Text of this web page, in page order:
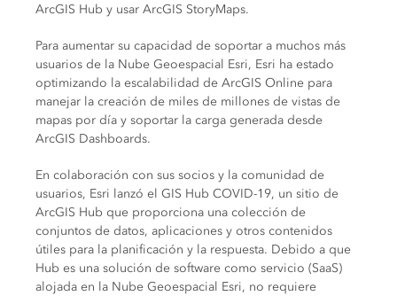
ArcGIS Hub y usar ArcGIS StoryMaps.
Para aumentar su capacidad de soportar a muchos más
usuarios de la Nube Geoespacial Esri, Esri ha estado
optimizando la escalabilidad de ArcGIS Online para
manejar la creación de miles de millones de vistas de
mapas por día y soportar la carga generada desde
ArcGIS Dashboards.
En colaboración con sus socios y la comunidad de
usuarios, Esri lanzó el GIS Hub COVID-19, un sitio de
ArcGIS Hub que proporciona una colección de
conjuntos de datos, aplicaciones y otros contenidos
útiles para la planificación y la respuesta. Debido a que
Hub es una solución de software como servicio (SaaS)
alojada en la Nube Geoespacial Esri, no requiere